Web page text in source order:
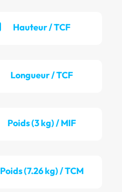
Hauteur / TCF
Longueur / TCF
Poids (3 kg) / MIF
Poids (7.26 kg) / TCM